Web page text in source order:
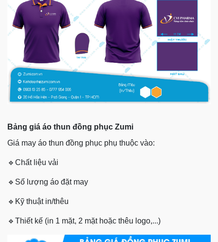
Bảng giá áo thun đồng phục Zumi
Giá may áo thun đồng phục phụ thuộc vào:
🔹 Chất liệu vải
🔹 Số lượng áo đặt may
🔹 Kỹ thuật in/thêu
🔹 Thiết kế (in 1 mặt, 2 mặt hoặc thêu logo,...)